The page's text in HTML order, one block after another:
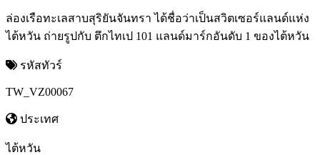
ล่องเรือทะเลสาบสุริยันจันทรา ได้ชื่อว่าเป็นสวิตเซอร์แลนด์แห่ง
ไต้หวัน ถ่ายรูปกับ ตึกไทเป 101 แลนด์มาร์กอันดับ 1 ของไต้หวัน
รหัสทัวร์
TW_VZ00067
ประเทศ
ไต้หวัน